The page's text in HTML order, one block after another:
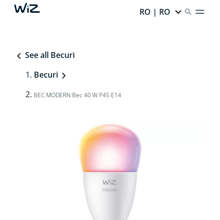
RO | RO
See all Becuri
Becuri
BEC MODERN Bec 40 W P45 E14